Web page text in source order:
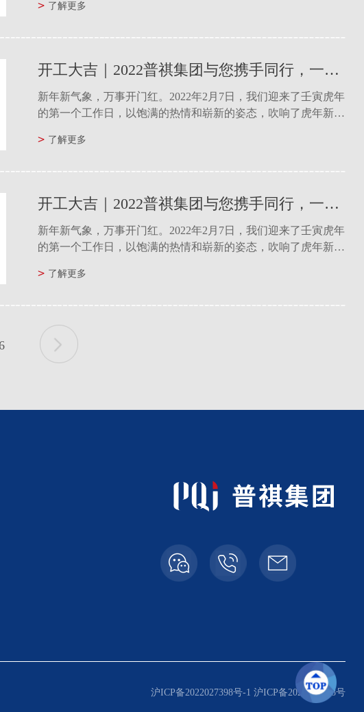
的第一个工作日，以饱满的热情和崭新的姿态，吹响了虎年新征
了解更多
开工大吉｜2022普祺集团与您携手同行，一起向未来！
新年新气象，万事开门红。2022年2月7日，我们迎来了壬寅虎年
的第一个工作日，以饱满的热情和崭新的姿态，吹响了虎年新征
的第一个工作日，以饱满的热情和崭新的姿态，吹响了虎年新征
了解更多
开工大吉｜2022普祺集团与您携手同行，一起向未来！
新年新气象，万事开门红。2022年2月7日，我们迎来了壬寅虎年
的第一个工作日，以饱满的热情和崭新的姿态，吹响了虎年新征
的第一个工作日，以饱满的热情和崭新的姿态，吹响了虎年新征
了解更多
奇隆：
传真：
沪ICP备2022027398号-1 沪ICP备2022027398号